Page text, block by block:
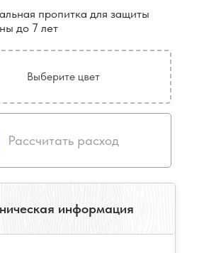
Выберите цвет
пропитка для защиты
до 7 лет
Рассчитать расход
информация